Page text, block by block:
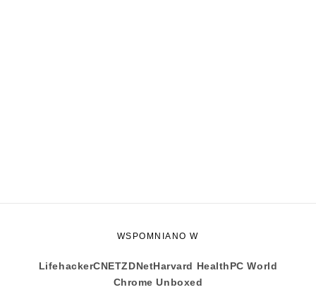
WSPOMNIANO W
LifehackerCNETZDNet Harvard Health PC World
Chrome Unboxed